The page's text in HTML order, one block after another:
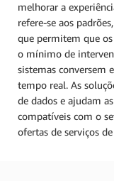
melhorar a
refere-se aos
que permitem que
o mínimo de
sistemas conversem
tempo real. As
de dados e ajudam
compatíveis com o
ofertas de serviços